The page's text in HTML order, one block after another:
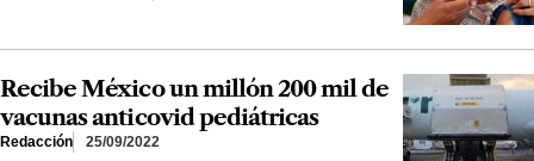
Recibe México un millón 200 mil de
vacunas anticovid pediátricas
Redacción 25/09/2022